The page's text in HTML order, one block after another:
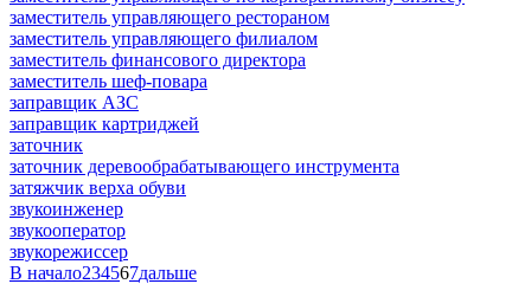
заместитель управляющего рестораном
заместитель управляющего филиалом
заместитель финансового директора
заместитель шеф-повара
заправщик АЗС
заправщик картриджей
заточник
заточник деревообрабатывающего инструмента
затяжчик верха обуви
звукоинженер
звукооператор
звукорежиссер
В начало234567дальше